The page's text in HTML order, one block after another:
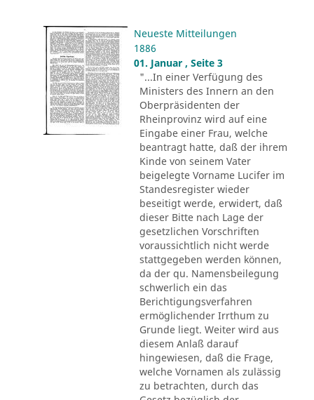
Neueste Mitteilungen
1886
01. Januar , Seite 3
"...In einer Verfügung des
Ministers des Innern an den
Oberpräsidenten der
Rheinprovinz wird auf eine
Eingabe einer Frau, welche
beantragt hatte, daß der ihrem
Kinde von seinem Vater
beigelegte Vorname Lucifer im
Standesregister wieder
beseitigt werde, erwidert, daß
dieser Bitte nach Lage der
gesetzlichen Vorschriften
voraussichtlich nicht werde
stattgegeben werden können,
da der qu. Namensbeilegung
schwerlich ein das
Berichtigungsverfahren
ermöglichender Irrthum zu
Grunde liegt. Weiter wird aus
diesem Anlaß darauf
hingewiesen, daß die Frage,
welche Vornamen als zulässig
zu betrachten, durch das